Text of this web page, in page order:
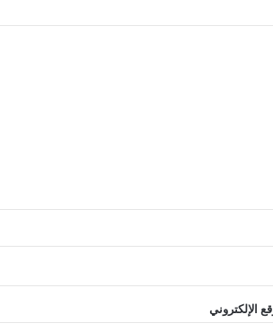
هجمات بطائرات مسيرة يمنية على مواقع
سياستها النووية
الإلكتروني